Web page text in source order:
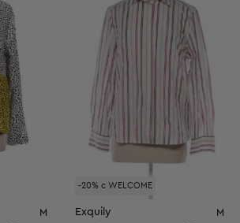
M
-20% с WELCOME
Exquily M